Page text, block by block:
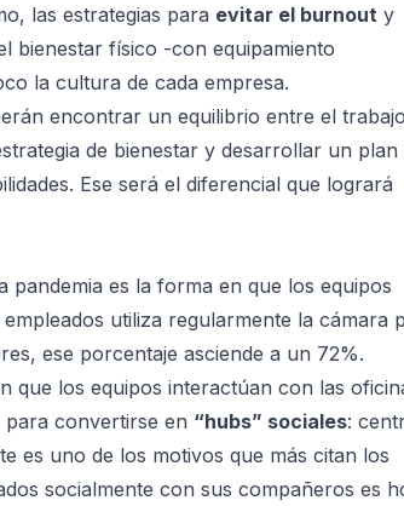
las estrategias para evitar el burnout y
bienestar físico -con equipamiento
la cultura de cada empresa.
encontrar un equilibrio entre el trabajo
de bienestar y desarrollar un plan
Ese será el diferencial que logrará
pandemia es la forma en que los equipos
utiliza regularmente la cámara
ese porcentaje asciende a un 72%.
que los equipos interactúan con las
para convertirse en “hubs” sociales:
es uno de los motivos que más citan los
socialmente con sus compañeros es